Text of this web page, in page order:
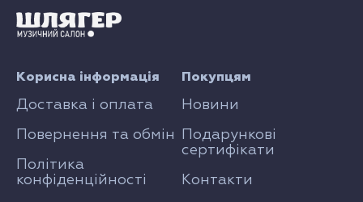
Покупцям
Новини
Подарункові
сертифікати
Контакти
Корисна інформація
Доставка і оплата
Повернення та обмін
Політика
конфіденційності